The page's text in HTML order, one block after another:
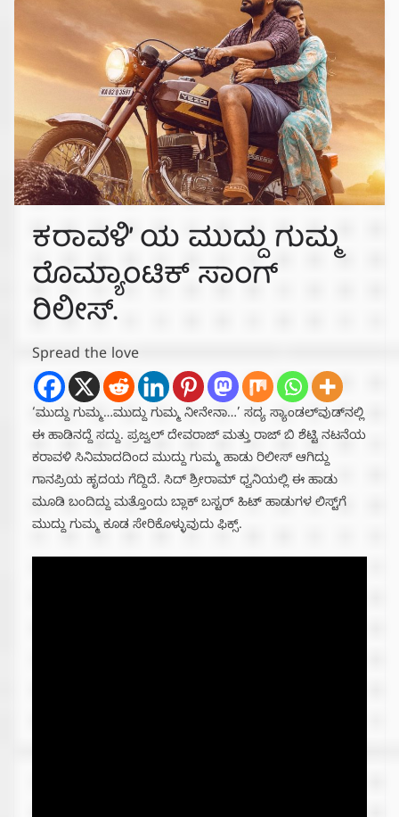
ಕರಾವಳಿ’ ಯ ಮುದ್ದು ಗುಮ್ಮ
ರೊಮ್ಯಾಂಟಿಕ್ ಸಾಂಗ್
ರಿಲೀಸ್.
Spread the love
‘ಮುದ್ದು ಗುಮ್ಮ…ಮುದ್ದು ಗುಮ್ಮ ನೀನೇನಾ…’ ಸದ್ಯ ಸ್ಯಾಂಡಲ್‌ವುಡ್‌ನಲ್ಲಿ
ಈ ಹಾಡಿನದ್ದೆ ಸದ್ದು. ಪ್ರಜ್ವಲ್ ದೇವರಾಜ್ ಮತ್ತು ರಾಜ್ ಬಿ ಶೆಟ್ಟಿ ನಟನೆಯ
ಕರಾವಳಿ ಸಿನಿಮಾದದಿಂದ ಮುದ್ದು ಗುಮ್ಮ ಹಾಡು ರಿಲೀಸ್ ಆಗಿದ್ದು
ಗಾನಪ್ರಿಯ ಹೃದಯ ಗೆದ್ದಿದೆ. ಸಿದ್ ಶ್ರೀರಾಮ್ ಧ್ವನಿಯಲ್ಲಿ ಈ ಹಾಡು
ಮೂಡಿ ಬಂದಿದ್ದು ಮತ್ತೊಂದು ಬ್ಲಾಕ್ ಬಸ್ಟರ್ ಹಿಟ್ ಹಾಡುಗಳ ಲಿಸ್ಟ್‌ಗೆ
ಮುದ್ದು ಗುಮ್ಮ ಕೂಡ ಸೇರಿಕೊಳ್ಳುವುದು ಫಿಕ್ಸ್.